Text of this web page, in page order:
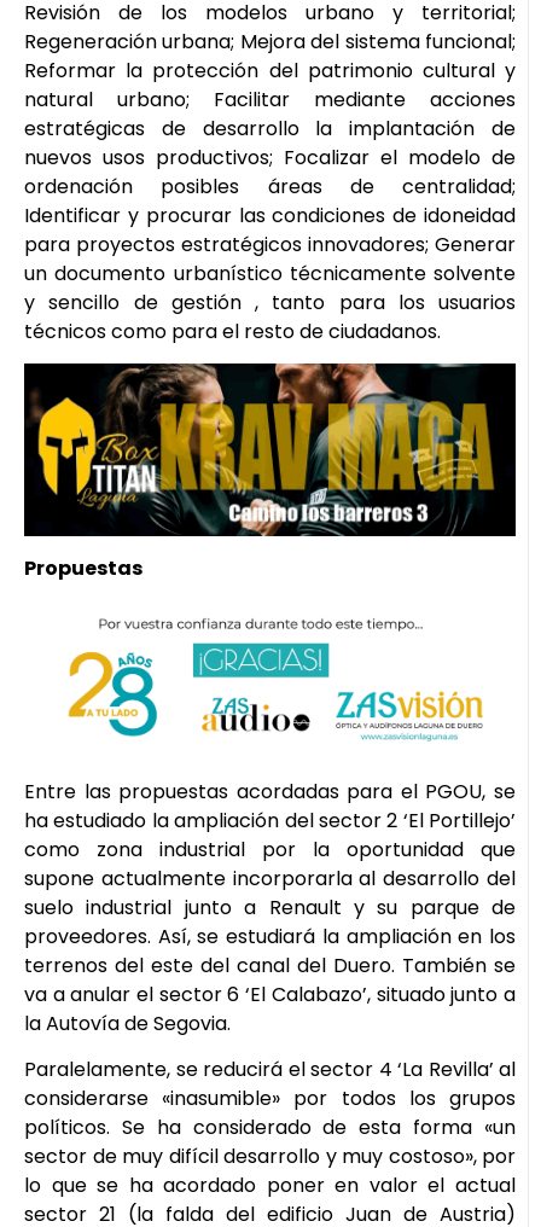
Revisión de los modelos urbano y territorial;
Regeneración urbana; Mejora del sistema funcional;
Reformar la protección del patrimonio cultural y
natural urbano; Facilitar mediante acciones
estratégicas de desarrollo la implantación de
nuevos usos productivos; Focalizar el modelo de
ordenación posibles áreas de centralidad;
Identificar y procurar las condiciones de idoneidad
para proyectos estratégicos innovadores; Generar
un documento urbanístico técnicamente solvente
y sencillo de gestión , tanto para los usuarios
técnicos como para el resto de ciudadanos.
Propuestas
Entre las propuestas acordadas para el PGOU, se
ha estudiado la ampliación del sector 2 ‘El Portillejo’
como zona industrial por la oportunidad que
supone actualmente incorporarla al desarrollo del
suelo industrial junto a Renault y su parque de
proveedores. Así, se estudiará la ampliación en los
terrenos del este del canal del Duero. También se
va a anular el sector 6 ‘El Calabazo’, situado junto a
la Autovía de Segovia.
Paralelamente, se reducirá el sector 4 ‘La Revilla’ al
considerarse «inasumible» por todos los grupos
políticos. Se ha considerado de esta forma «un
sector de muy difícil desarrollo y muy costoso», por
lo que se ha acordado poner en valor el actual
sector 21 (la falda del edificio Juan de Austria)